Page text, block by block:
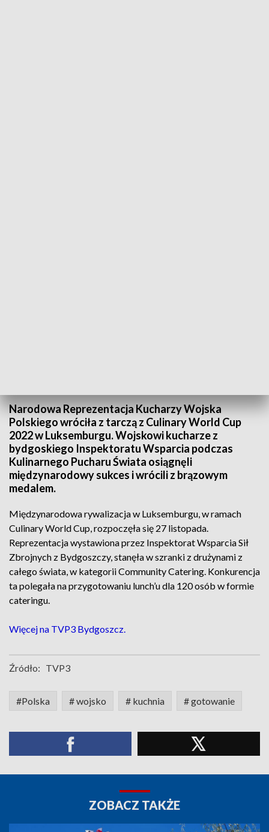
Narodowa Reprezentacja Kucharzy Wojska
Polskiego wróciła z tarczą z Culinary World Cup
2022 w Luksemburgu. Wojskowi kucharze z
bydgoskiego Inspektoratu Wsparcia podczas
Kulinarnego Pucharu Świata osiągnęli
międzynarodowy sukces i wrócili z brązowym
medalem.
Międzynarodowa rywalizacja w Luksemburgu, w ramach
Culinary World Cup, rozpoczęła się 27 listopada.
Reprezentacja wystawiona przez Inspektorat Wsparcia Sił
Zbrojnych z Bydgoszczy, stanęła w szranki z drużynami z
całego świata, w kategorii Community Catering. Konkurencja
ta polegała na przygotowaniu lunch’u dla 120 osób w formie
cateringu.
Więcej na TVP3 Bydgoszcz.
Źródło: TVP3
#Polska # wojsko # kuchnia # gotowanie
ZOBACZ TAKŻE